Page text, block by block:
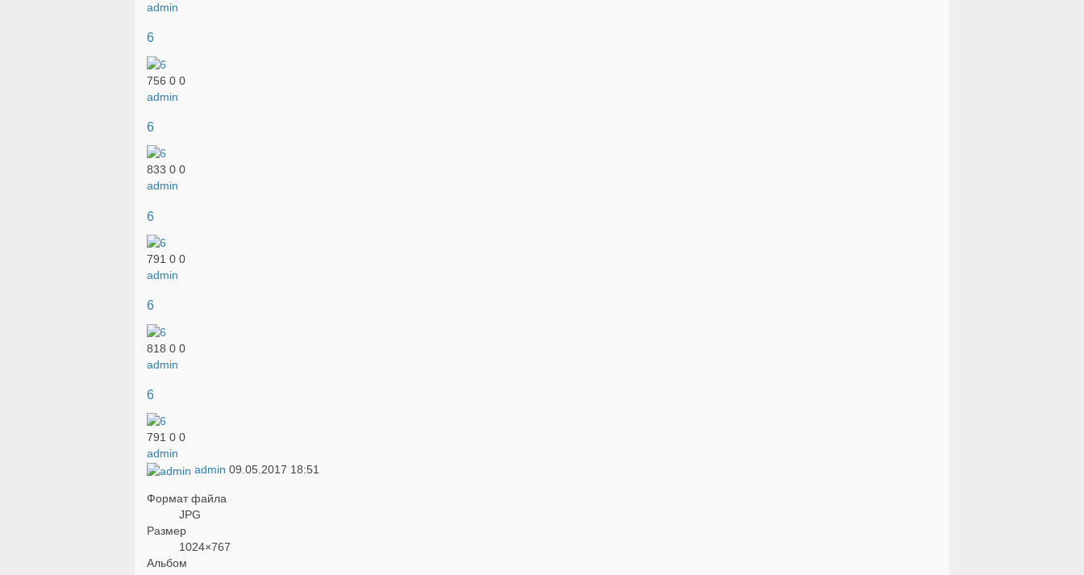
admin
6
756 0 0
admin
6
833 0 0
admin
6
791 0 0
admin
6
818 0 0
admin
6
791 0 0
admin
admin 09.05.2017 18:51
Формат файла
JPG
Размер
1024×767
Альбом